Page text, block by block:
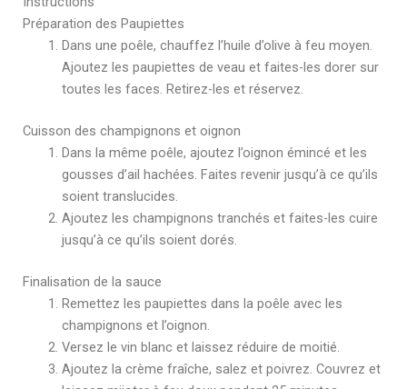
Préparation des Paupiettes
Dans une poêle, chauffez l’huile d’olive à feu moyen.
Ajoutez les paupiettes de veau et faites-les dorer sur
toutes les faces. Retirez-les et réservez.
Cuisson des champignons et oignon
Dans la même poêle, ajoutez l’oignon émincé et les
gousses d’ail hachées. Faites revenir jusqu’à ce qu’ils
soient translucides.
Ajoutez les champignons tranchés et faites-les cuire
jusqu’à ce qu’ils soient dorés.
Finalisation de la sauce
Remettez les paupiettes dans la poêle avec les
champignons et l’oignon.
Versez le vin blanc et laissez réduire de moitié.
Ajoutez la crème fraîche, salez et poivrez. Couvrez et